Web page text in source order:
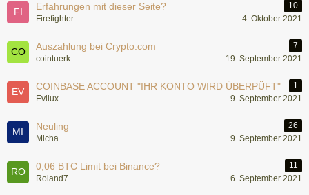
Erfahrungen mit dieser Seite?
10
Firefighter
4. Oktober 2021
Auszahlung bei Crypto.com
7
cointuerk
19. September 2021
COINBASE ACCOUNT "IHR KONTO WIRD ÜBERPÜFT"
1
Evilux
9. September 2021
Neuling
26
Micha
9. September 2021
0,06 BTC Limit bei Binance?
11
Roland7
6. September 2021